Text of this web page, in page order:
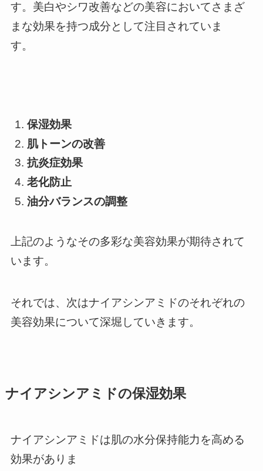
す。美白やシワ改善などの美容においてさまざ
まな効果を持つ成分として注目されていま
す。
保湿効果
肌トーンの改善
抗炎症効果
老化防止
油分バランスの調整
上記のようなその多彩な美容効果が期待されて
います。
それでは、次はナイアシンアミドのそれぞれの
美容効果について深堀していきます。
ナイアシンアミドの保湿効果
ナイアシンアミドは肌の水分保持能力を高める
効果がありま